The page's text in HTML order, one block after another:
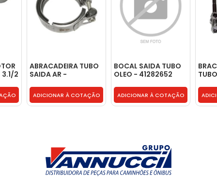
3.1/2
ABRACADEIRA TUBO
SAIDA AR -
ADICIONAR À COTAÇÃO
BOCAL SAIDA TUBO
OLEO - 41282652
ADICIONAR À COTAÇÃO